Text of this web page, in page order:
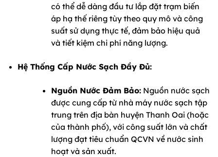
có thể dễ dàng đầu tư lắp đặt trạm biến
áp hạ thế riêng tùy theo quy mô và công
suất sử dụng thực tế, đảm bảo hiệu quả
và tiết kiệm chi phí năng lượng.
Hệ Thống Cấp Nước Sạch Đầy Đủ:
Nguồn Nước Đảm Bảo:Nguồn nước sạch
được cung cấp từ nhà máy nước sạch tập
trung trên địa bàn huyện Thanh Oai (hoặc
của thành phố), với công suất lớn và chất
lượng đạt tiêu chuẩn QCVN về nước sinh
hoạt và sản xuất.